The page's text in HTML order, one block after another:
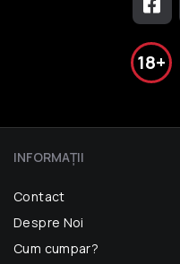
18+
INFORMAŢII
Contact
Despre Noi
Cum cumpar?